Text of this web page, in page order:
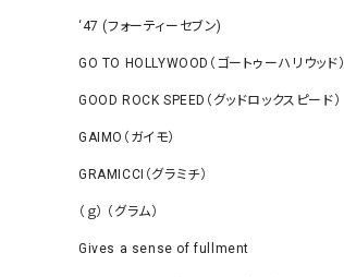
‘47 (フォーティーセブン)
GO TO HOLLYWOOD（ゴートゥーハリウッド）
GOOD ROCK SPEED（グッドロックスピード）
GAIMO（ガイモ）
GRAMICCI（グラミチ）
（ｇ） （グラム）
Gives a sense of fullment